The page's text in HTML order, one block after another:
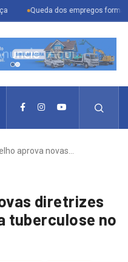
dos empregos formais em Itu
aprova novas…
diretrizes
tuberculose no